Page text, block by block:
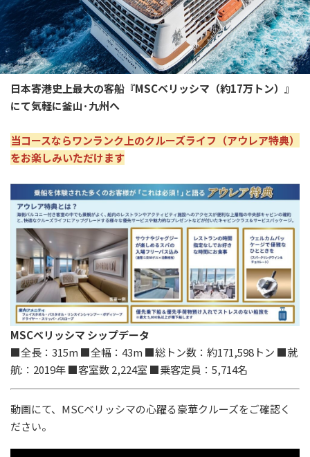
日本寄港史上最大の客船『MSCベリッシマ（約17万トン）』
にて気軽に釜山･九州へ
当コースならワンランク上のクルーズライフ（アウレア特典）
をお楽しみいただけます
MSCベリッシマ シップデータ
■全長：315m ■全幅：43m ■総トン数：約171,598トン ■就
航:：2019年 ■客室数 2,224室 ■乗客定員：5,714名
動画にて、MSCベリッシマの心躍る豪華クルーズをご確認く
ださい。